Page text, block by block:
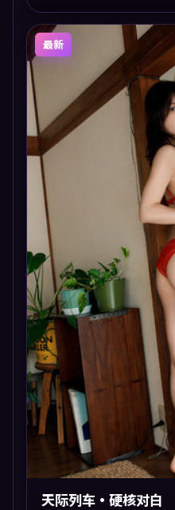
最新
天际列车·硬核对白